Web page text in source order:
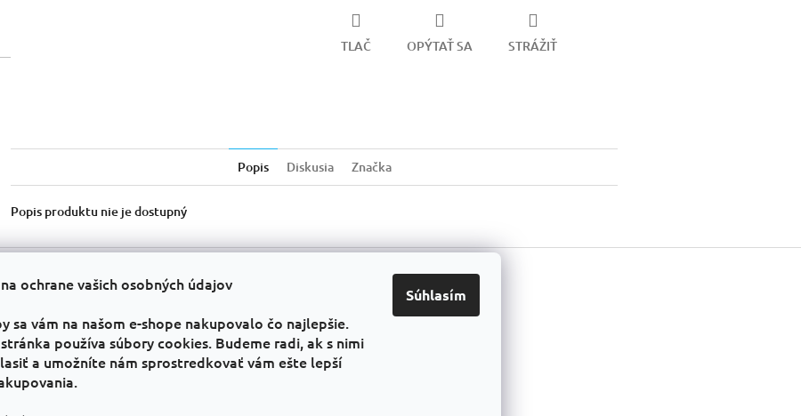
ochrane vašich osobných údajov
sa vám na našom e-shope nakupovalo čo najlepšie.
používa súbory cookies. Budeme radi, ak s nimi
a umožníte nám sprostredkovať vám ešte lepší
Súhlasím
TLAČ OPÝTAŤ SA STRÁŽIŤ
Popis Diskusia Značka
Popis produktu nie je dostupný
Informácie pre vás
Všeobecné obchodné podmienky
GDPR
Kontakty
PRAVIDLÁ PREDAJA „1 + 1 zadarmo“
Facebook